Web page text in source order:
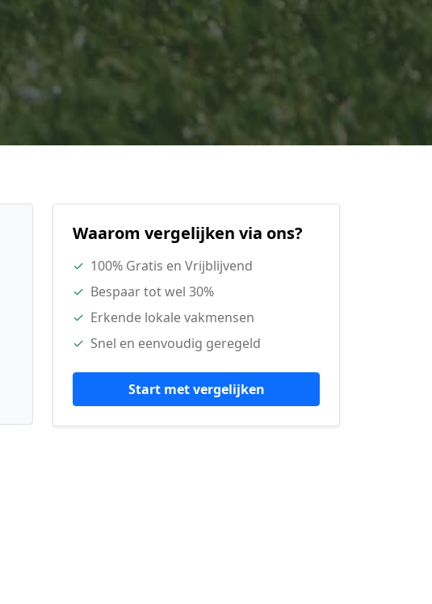
Waarom vergelijken via ons?
✓ 100% Gratis en Vrijblijvend
✓ Bespaar tot wel 30%
✓ Erkende lokale vakmensen
✓ Snel en eenvoudig geregeld
Start met vergelijken